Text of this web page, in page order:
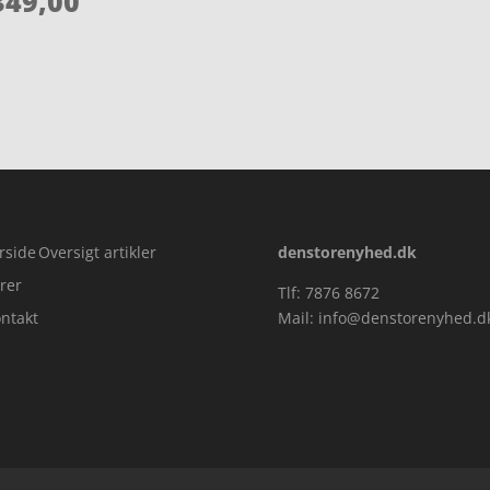
Oversigt artikler
denstorenyhed.dk
Tlf: 7876 8672
Mail: